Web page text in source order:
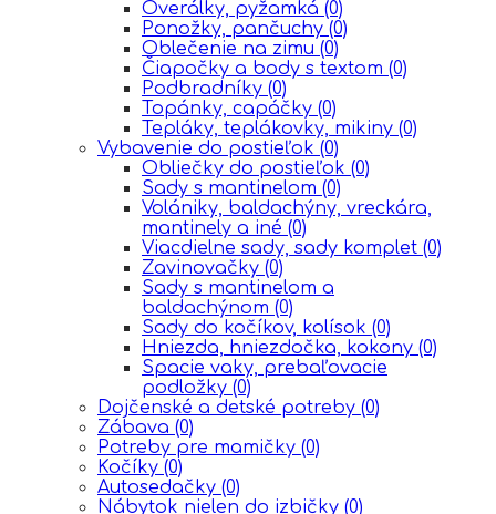
Overálky, pyžamká (0)
Ponožky, pančuchy (0)
Oblečenie na zimu (0)
Čiapočky a body s textom (0)
Podbradníky (0)
Topánky, capáčky (0)
Tepláky, teplákovky, mikiny (0)
Vybavenie do postieľok (0)
Obliečky do postieľok (0)
Sady s mantinelom (0)
Volániky, baldachýny, vreckára,
mantinely a iné (0)
Viacdielne sady, sady komplet (0)
Zavinovačky (0)
Sady s mantinelom a
baldachýnom (0)
Sady do kočíkov, kolísok (0)
Hniezda, hniezdočka, kokony (0)
Spacie vaky, prebaľovacie
podložky (0)
Dojčenské a detské potreby (0)
Zábava (0)
Potreby pre mamičky (0)
Kočíky (0)
Autosedačky (0)
Nábytok nielen do izbičky (0)